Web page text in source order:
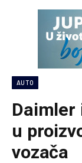
AUTO
Daimler
u
vozača